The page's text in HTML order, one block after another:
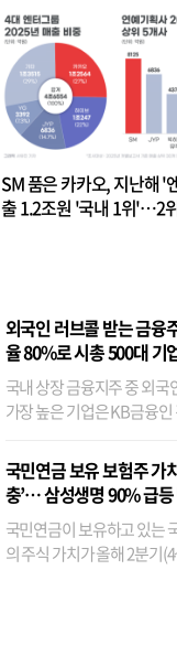
SM 품은 카카오, 지난해 '
출 1.2조원 '국내 1위'…2
외국인 러브콜 받는 금
율 80%로 시총 500대 기
국내 상장 금융지주 중 외국
가장 높은 기업은 KB금융
융이었다. 특히 KB금융은 지
기관투자자 지분율이...
국민연금 보유 보험주 가
충’… 삼성생명 90% 급등
국민연금이 보유하고 있는
의 주식 가치가 올해 2분기